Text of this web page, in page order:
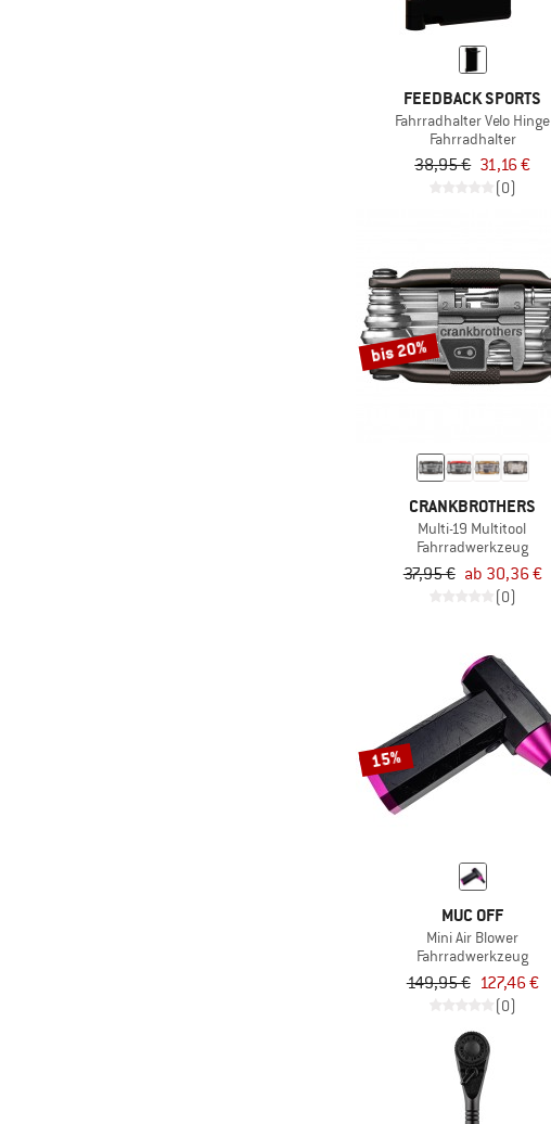
FEEDBACK SPORTS
Fahrradhalter Velo Hinge
Fahrradhalter
38,95 € 31,16 €
(0)
bis 20%
CRANKBROTHERS
Multi-19 Multitool
Fahrradwerkzeug
37,95 € ab 30,36 €
(0)
15%
MUC OFF
Mini Air Blower
Fahrradwerkzeug
149,95 € 127,46 €
(0)